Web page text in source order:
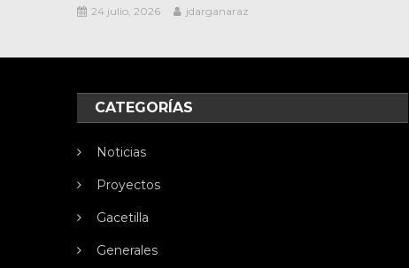
24 julio, 2026 jdarganaraz
CATEGORÍAS
Noticias
Proyectos
Gacetilla
Generales